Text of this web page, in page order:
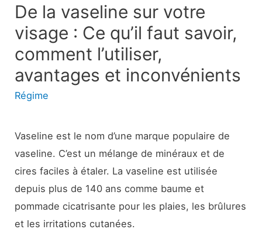
De la vaseline sur votre
visage : Ce qu’il faut savoir,
comment l’utiliser,
avantages et inconvénients
Régime
Vaseline est le nom d’une marque populaire de
vaseline. C’est un mélange de minéraux et de
cires faciles à étaler. La vaseline est utilisée
depuis plus de 140 ans comme baume et
pommade cicatrisante pour les plaies, les brûlures
et les irritations cutanées.